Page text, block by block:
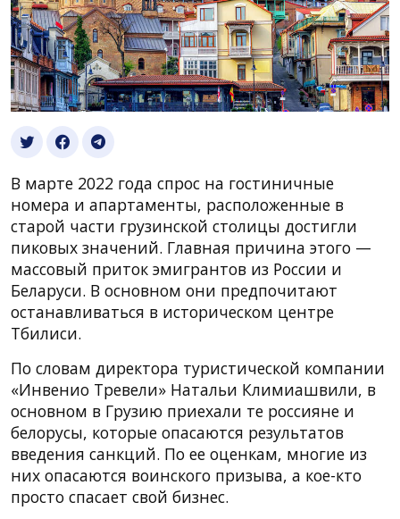
В марте 2022 года спрос на гостиничные
номера и апартаменты, расположенные в
старой части грузинской столицы достигли
пиковых значений. Главная причина этого —
массовый приток эмигрантов из России и
Беларуси. В основном они предпочитают
останавливаться в историческом центре
Тбилиси.
По словам директора туристической компании
«Инвенио Тревели» Натальи Климиашвили, в
основном в Грузию приехали те россияне и
белорусы, которые опасаются результатов
введения санкций. По ее оценкам, многие из
них опасаются воинского призыва, а кое-кто
просто спасает свой бизнес.